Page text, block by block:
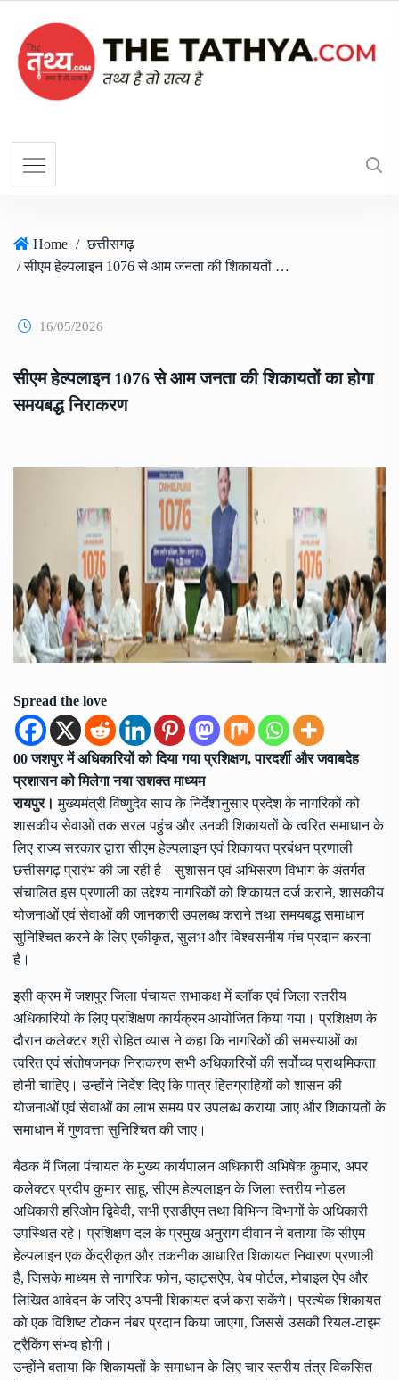
Home / छत्तीसगढ़
/ सीएम हेल्पलाइन 1076 से आम जनता की शिकायतों का होगा समयबद्ध निराकरण
16/05/2026
सीएम हेल्पलाइन 1076 से आम जनता की शिकायतों का होगा
समयबद्ध निराकरण
Spread the love
00 जशपुर में अधिकारियों को दिया गया प्रशिक्षण, पारदर्शी और जवाबदेह
प्रशासन को मिलेगा नया सशक्त माध्यम
रायपुर। मुख्यमंत्री विष्णुदेव साय के निर्देशानुसार प्रदेश के नागरिकों को
शासकीय सेवाओं तक सरल पहुंच और उनकी शिकायतों के त्वरित समाधान के
लिए राज्य सरकार द्वारा सीएम हेल्पलाइन एवं शिकायत प्रबंधन प्रणाली
छत्तीसगढ़ प्रारंभ की जा रही है। सुशासन एवं अभिसरण विभाग के अंतर्गत
संचालित इस प्रणाली का उद्देश्य नागरिकों को शिकायत दर्ज कराने, शासकीय
योजनाओं एवं सेवाओं की जानकारी उपलब्ध कराने तथा समयबद्ध समाधान
सुनिश्चित करने के लिए एकीकृत, सुलभ और विश्वसनीय मंच प्रदान करना
है।
इसी क्रम में जशपुर जिला पंचायत सभाकक्ष में ब्लॉक एवं जिला स्तरीय
अधिकारियों के लिए प्रशिक्षण कार्यक्रम आयोजित किया गया। प्रशिक्षण के
दौरान कलेक्टर श्री रोहित व्यास ने कहा कि नागरिकों की समस्याओं का
त्वरित एवं संतोषजनक निराकरण सभी अधिकारियों की सर्वोच्च प्राथमिकता
होनी चाहिए। उन्होंने निर्देश दिए कि पात्र हितग्राहियों को शासन की
योजनाओं एवं सेवाओं का लाभ समय पर उपलब्ध कराया जाए और शिकायतों के
समाधान में गुणवत्ता सुनिश्चित की जाए।
बैठक में जिला पंचायत के मुख्य कार्यपालन अधिकारी अभिषेक कुमार, अपर
कलेक्टर प्रदीप कुमार साहू, सीएम हेल्पलाइन के जिला स्तरीय नोडल
अधिकारी हरिओम द्विवेदी, सभी एसडीएम तथा विभिन्न विभागों के अधिकारी
उपस्थित रहे। प्रशिक्षण दल के प्रमुख अनुराग दीवान ने बताया कि सीएम
हेल्पलाइन एक केंद्रीकृत और तकनीक आधारित शिकायत निवारण प्रणाली
है, जिसके माध्यम से नागरिक फोन, व्हाट्सऐप, वेब पोर्टल, मोबाइल ऐप और
लिखित आवेदन के जरिए अपनी शिकायत दर्ज करा सकेंगे। प्रत्येक शिकायत
को एक विशिष्ट टोकन नंबर प्रदान किया जाएगा, जिससे उसकी रियल-टाइम
ट्रैकिंग संभव होगी।
उन्होंने बताया कि शिकायतों के समाधान के लिए चार स्तरीय तंत्र विकसित